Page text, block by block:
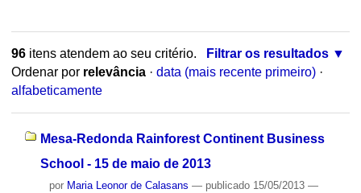
96itens atendem ao seu critério.
Filtrar os resultados
Ordenar por relevância · data (mais recente primeiro) ·
alfabeticamente
Mesa-Redonda Rainforest Continent Business
School - 15 de maio de 2013
por Maria Leonor de Calasans — publicado15/05/2013 —